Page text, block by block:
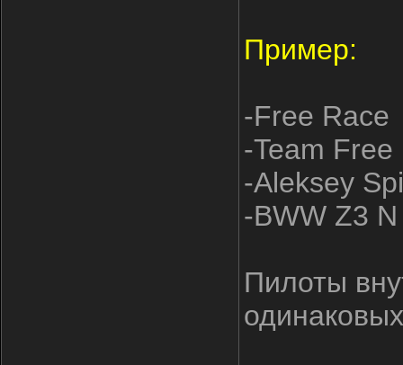
Пример:
-Free Race
-Team Free
-Aleksey
-BWW Z3
Пилоты